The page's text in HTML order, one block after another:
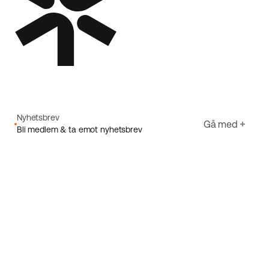
Nyhetsbrev
Bli medlem & ta emot nyhetsbrev
Gå med